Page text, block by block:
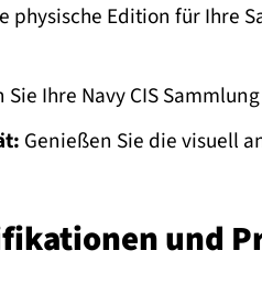
physische Edition für Ihre
Sie Ihre Navy CIS
Genießen Sie die visuell
und